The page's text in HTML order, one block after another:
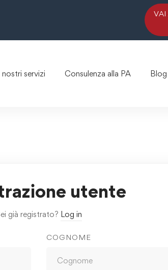
VAI
nostri servizi Consulenza alla PA Blog
utente
già registrato? Log in
COGNOME